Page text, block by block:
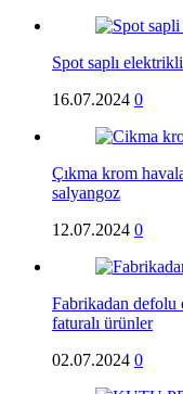
Spot saplı
16.07.2024 0
Çıkma krom
salyangoz
12.07.2024 0
Fabrikadan defolu
faturalı ürünler
02.07.2024 0